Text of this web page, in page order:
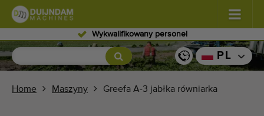
Wykwalifikowany personel
Kwiaty i rośliny PL
Home Maszyny Greefa A-3 jabłka równiarka